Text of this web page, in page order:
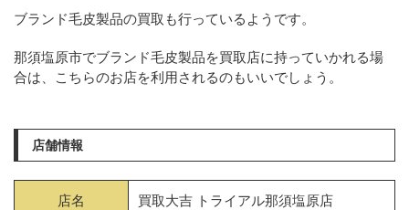
ブランド毛皮製品の買取も行っているようです。
那須塩原市でブランド毛皮製品を買取店に持っていかれる場
合は、こちらのお店を利用されるのもいいでしょう。
店舗情報
店名 買取大吉 トライアル那須塩原店